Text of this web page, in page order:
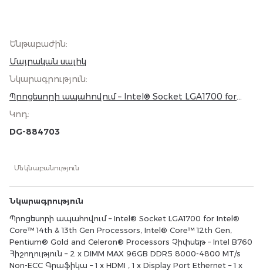
Ենթաբաժին:
Մայրական սալիկ
Նկարագրություն:
Պրոցեսորի ապահովում – Intel® Socket LGA1700 for
12th Gen, Pentium® Gold and Celeron® Processors
Չիփսեթ – Intel B760 Հիշողություն – 2 x DIMM MAX
համակարգի ապահովում – Windows® 11, Windows® 10
Կոդ:
DG-884703
Մեկնաբանություն
Նկարագրություն
Պրոցեսորի ապահովում – Intel® Socket LGA1700 for Intel®
Core™ 14th & 13th Gen Processors, Intel® Core™ 12th Gen,
Pentium® Gold and Celeron® Processors Չիփսեթ – Intel B760
Հիշողություն – 2 x DIMM MAX 96GB DDR5 8000-4800 MT/s
Non-ECC Գրաֆիկա – 1 x HDMI , 1 x Display Port Ethernet – 1 x